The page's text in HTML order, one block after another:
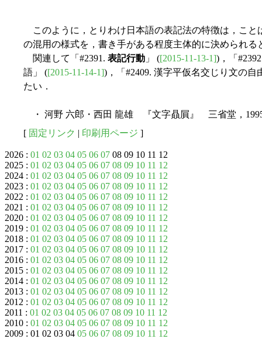
このように，とりわけ日本語の表記法の特徴は，こと
の混用の様式を，書き手がある程度主体的に決められる
関連して「#2391. 表記行動 」 ([2015-11-13-1])，「
語」 ([2015-11-14-1])，「#2409. 漢字平仮名交じり文の自
たい．
・ 河野 六郎・西田 龍雄 『文字贔屓』 三省堂，
[ 固定リンク | 印刷用ページ ]
2026 : 01 02 03 04 05 06 07 08 09 10 11 12
2025 : 01 02 03 04 05 06 07 08 09 10 11 12
2024 : 01 02 03 04 05 06 07 08 09 10 11 12
2023 : 01 02 03 04 05 06 07 08 09 10 11 12
2022 : 01 02 03 04 05 06 07 08 09 10 11 12
2021 : 01 02 03 04 05 06 07 08 09 10 11 12
2020 : 01 02 03 04 05 06 07 08 09 10 11 12
2019 : 01 02 03 04 05 06 07 08 09 10 11 12
2018 : 01 02 03 04 05 06 07 08 09 10 11 12
2017 : 01 02 03 04 05 06 07 08 09 10 11 12
2016 : 01 02 03 04 05 06 07 08 09 10 11 12
2015 : 01 02 03 04 05 06 07 08 09 10 11 12
2014 : 01 02 03 04 05 06 07 08 09 10 11 12
2013 : 01 02 03 04 05 06 07 08 09 10 11 12
2012 : 01 02 03 04 05 06 07 08 09 10 11 12
2011 : 01 02 03 04 05 06 07 08 09 10 11 12
2010 : 01 02 03 04 05 06 07 08 09 10 11 12
2009 : 01 02 03 04 05 06 07 08 09 10 11 12